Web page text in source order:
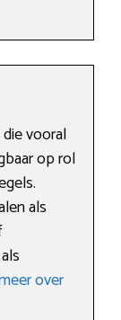
vooral
op rol
als
over